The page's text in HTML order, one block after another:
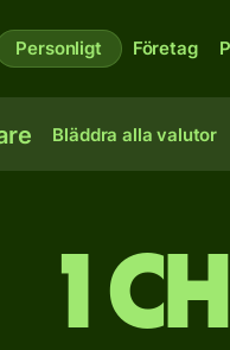
Personligt Företag
Bläddra alla valutor
1